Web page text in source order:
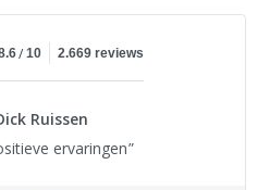
/ 10 2.669 reviews
Ruissen
ervaringen